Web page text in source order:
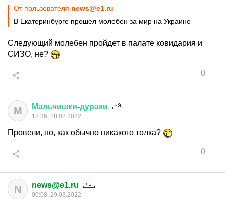
От пользователя news@e1.ru
В Екатеринбурге прошел молебен за мир на Украине
Следующий молебен пройдет в палате ковидария и
СИЗО, не?
0
М Мальчишки-дураки
12:36, 28.02.2022
Провели, но, как обычно никакого толка?
0
N news@e1.ru
00:08, 29.03.2022